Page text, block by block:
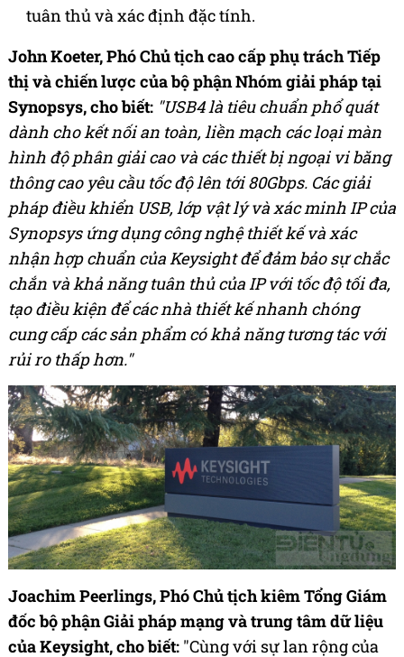
tuân thủ và xác định đặc tính.
John Koeter, Phó Chủ tịch cao cấp phụ trách Tiếp
thị và chiến lược của bộ phận Nhóm giải pháp tại
Synopsys, cho biết: "USB4 là tiêu chuẩn phổ quát
dành cho kết nối an toàn, liền mạch các loại màn
hình độ phân giải cao và các thiết bị ngoại vi băng
thông cao yêu cầu tốc độ lên tới 80Gbps. Các giải
pháp điều khiển USB, lớp vật lý và xác minh IP của
Synopsys ứng dụng công nghệ thiết kế và xác
nhận hợp chuẩn của Keysight để đảm bảo sự chắc
chắn và khả năng tuân thủ của IP với tốc độ tối đa,
tạo điều kiện để các nhà thiết kế nhanh chóng
cung cấp các sản phẩm có khả năng tương tác với
rủi ro thấp hơn."
Joachim Peerlings, Phó Chủ tịch kiêm Tổng Giám
đốc bộ phận Giải pháp mạng và trung tâm dữ liệu
của Keysight, cho biết: "Cùng với sự lan rộng của